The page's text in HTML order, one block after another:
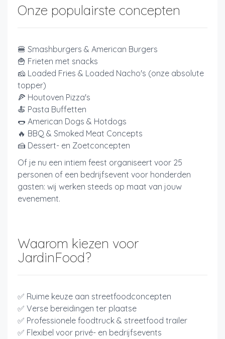
Onze populairste concepten
🍔 Smashburgers & American Burgers
🍟 Frieten met snacks
🧀 Loaded Fries & Loaded Nacho's (onze absolute
topper)
🍕 Houtoven Pizza's
🍝 Pasta Buffetten
🌭 American Dogs & Hotdogs
🔥 BBQ & Smoked Meat Concepts
🍰 Dessert- en Zoetconcepten
Of je nu een intiem feest organiseert voor 25
personen of een bedrijfsevent voor honderden
gasten: wij werken steeds op maat van jouw
evenement.
Waarom kiezen voor
JardinFood?
✅ Ruime keuze aan streetfoodconcepten
✅ Verse bereidingen ter plaatse
✅ Professionele foodtruck & streetfood trailer
✅ Flexibel voor privé- en bedrijfsevents